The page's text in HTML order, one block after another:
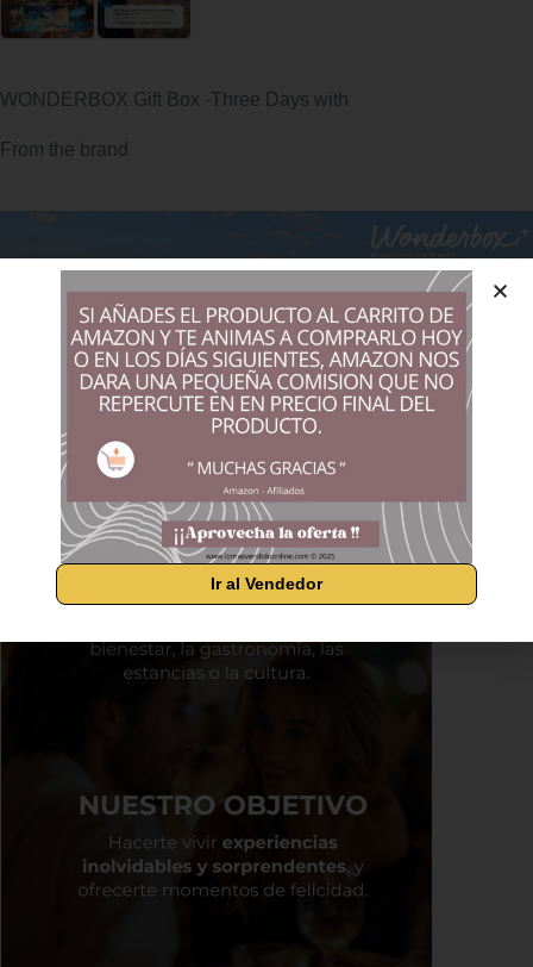
WONDERBOX Gift Box -Three Days with
From the brand
Ir al Vendedor